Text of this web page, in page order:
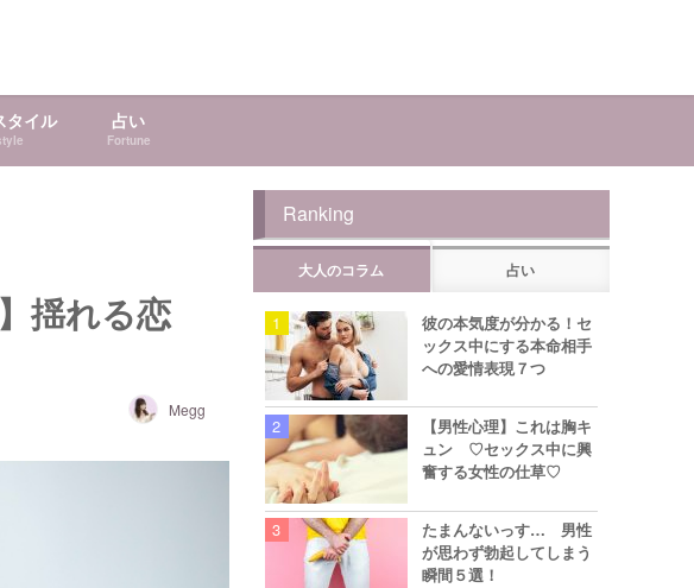
タイル 占い
Fortune
揺れる恋
Megg
Ranking
大人のコラム 占い
彼の本気度が分かる！セ
ックス中にする本命相手
への愛情表現７つ
【男性心理】これは胸キ
ュン ♡セックス中に興
奮する女性の仕草♡
たまんないっす… 男性
が思わず勃起してしまう
瞬間５選！